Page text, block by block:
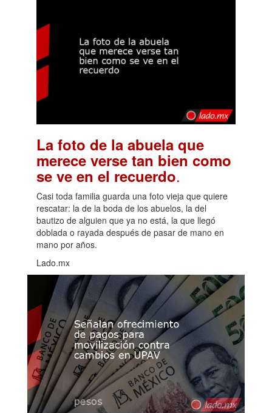
La foto de la abuela que
merece verse tan bien como
se ve en el recuerdo.
Casi toda familia guarda una foto vieja que quiere
rescatar: la de la boda de los abuelos, la del
bautizo de alguien que ya no está, la que llegó
doblada o rayada después de pasar de mano en
mano por años.
Lado.mx